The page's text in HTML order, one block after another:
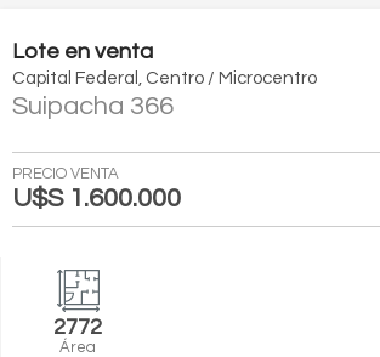
Lote en venta
Capital Federal Centro / Microcentro
Suipacha 366
PRECIO VENTA
U$S 1.600.000
2772
Área